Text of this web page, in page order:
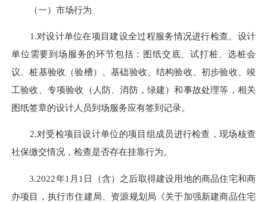
（一）市场行为
1.对设计单位在项目建设全过程服务情况进行检查。设计
单位需要到场服务的环节包括：图纸交底、试打桩、选桩会
议、桩基验收（验槽）、基础验收、结构验收、初步验收、竣
工验收、专项验收（人防、消防，绿建）和事故处理等，相关
图纸签章的设计人员到场服务应有签到记录。
2.对受检项目设计单位的项目组成员进行检查，现场核查
社保缴交情况，检查是否存在挂靠行为。
3.2022年1月1日（含）之后取得建设用地的商品住宅和商
办项目，执行市住建局、资源规划局《关于加强新建商品住宅